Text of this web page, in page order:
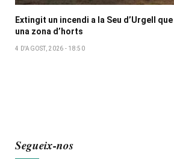
Extingit un incendi a la Seu d’Urgell
una zona d’horts
4 D'AGOST, 2026 - 18:50
Segueix-nos